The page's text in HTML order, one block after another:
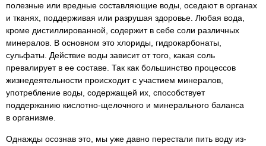
полезные или вредные составляющие воды, оседают в органах
и тканях, поддерживая или разрушая здоровье. Любая вода,
кроме дистиллированной, содержит в себе соли различных
минералов. В основном это хлориды, гидрокарбонаты,
сульфаты. Действие воды зависит от того, какая соль
превалирует в ее составе. Так как большинство процессов
жизнедеятельности происходит с участием минералов,
употребление воды, содержащей их, способствует
поддержанию кислотно-щелочного и минерального баланса
в организме.
Однажды осознав это, мы уже давно перестали пить воду из-